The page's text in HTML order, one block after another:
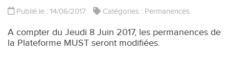
Publié le : 14/06/2017 Catégories : Permanences.
A compter du Jeudi 8 Juin 2017, les permanences de
la Plateforme MUST seront modifiées.